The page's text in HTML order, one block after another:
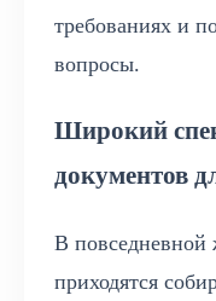
требованиях и
вопросы.
Широкий
документов
В повседневной
приходятся